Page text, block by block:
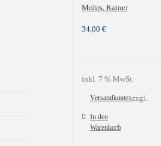
Mohrs, Rainer
34,00 €
inkl. 7 % MwSt.
zzgl.
Versandkosten
In den
Warenkorb